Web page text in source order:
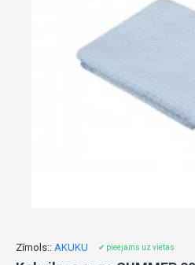
Zīmols:: AKUKU ✔ pieejams uz vietas